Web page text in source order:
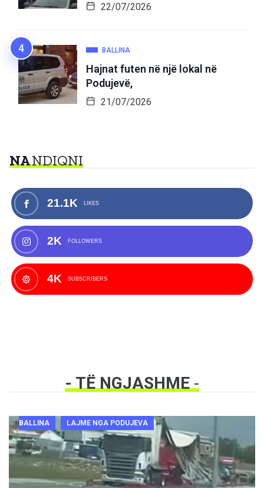
22/07/2026
BALLINA
Hajnat futen në një lokal në
Podujevë,
21/07/2026
NANDIQNI
21.1K LIKES
2K FOLLOWERS
4K SUBSCRIBERS
- TË NGJASHME-
BALLINA LAJME NGA PODUJEVA